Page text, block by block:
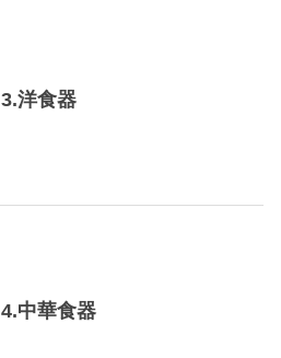
3.洋食器
4.中華食器